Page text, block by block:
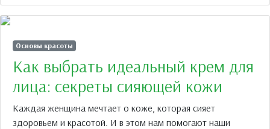
Основы красоты
Как выбрать идеальный крем для
лица: секреты сияющей кожи
Каждая женщина мечтает о коже, которая сияет
здоровьем и красотой. И в этом нам помогают наши